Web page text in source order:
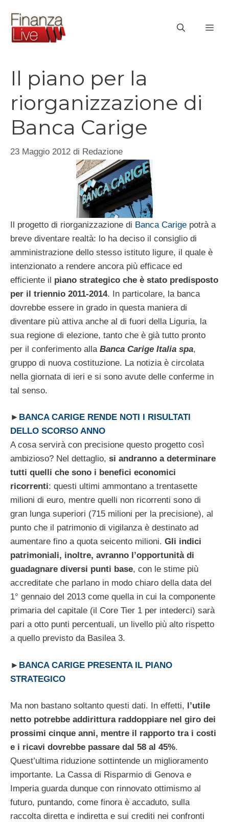
contenuto
Il piano per la
riorganizzazione di
Banca Carige
23 Maggio 2012 di Redazione
Il progetto di riorganizzazione di Banca Carige potrà a
breve diventare realtà: lo ha deciso il consiglio di
amministrazione dello stesso istituto ligure, il quale è
intenzionato a rendere ancora più efficace ed
efficiente il piano strategico che è stato predisposto
per il triennio 2011-2014. In particolare, la banca
dovrebbe essere in grado in questa maniera di
diventare più attiva anche al di fuori della Liguria, la
sua regione di elezione, tanto che è già tutto pronto
per il conferimento alla Banca Carige Italia spa,
gruppo di nuova costituzione. La notizia è circolata
nella giornata di ieri e si sono avute delle conferme in
tal senso.
► BANCA CARIGE RENDE NOTI I RISULTATI
DELLO SCORSO ANNO
A cosa servirà con precisione questo progetto così
ambizioso? Nel dettaglio, si andranno a determinare
tutti quelli che sono i benefici economici
ricorrenti: questi ultimi ammontano a trentasette
milioni di euro, mentre quelli non ricorrenti sono di
gran lunga superiori (715 milioni per la precisione), al
punto che il patrimonio di vigilanza è destinato ad
aumentare fino a quota seicento milioni. Gli indici
patrimoniali, inoltre, avranno l’opportunità di
guadagnare diversi punti base, con le stime più
accreditate che parlano in modo chiaro della data del
1° gennaio del 2013 come quella in cui la componente
primaria del capitale (il Core Tier 1 per intederci) sarà
pari a otto punti percentuali, un livello più alto rispetto
a quello previsto da Basilea 3.
► BANCA CARIGE PRESENTA IL PIANO
STRATEGICO
Ma non bastano soltanto questi dati. In effetti,
l’utile
netto potrebbe addirittura raddoppiare nel giro dei
prossimi cinque anni, mentre il rapporto tra i costi
e i ricavi dovrebbe passare dal 58 al 45%.
Quest’ultima riduzione sottintende un miglioramento
importante. La Cassa di Risparmio di Genova e
Imperia guarda dunque con rinnovato ottimismo al
futuro, puntando, come finora è accaduto, sulla
raccolta diretta e indiretta e sui crediti nei confronti